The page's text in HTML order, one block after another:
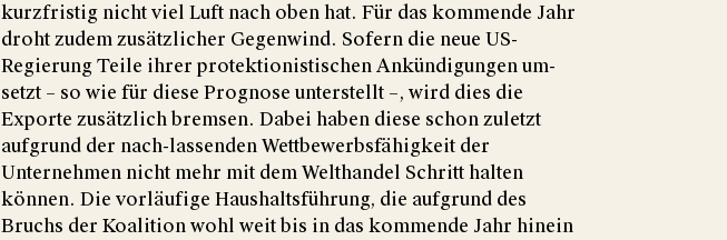
kurzfristig nicht viel Luft nach oben hat. Für das kommende Jahr
droht zudem zusätzlicher Gegenwind. Sofern die neue US-
Regierung Teile ihrer protektionistischen Ankündigungen um-
setzt – so wie für diese Prognose unterstellt –, wird dies die
Exporte zusätzlich bremsen. Dabei haben diese schon zuletzt
aufgrund der nach-lassenden Wettbewerbsfähigkeit der
Unternehmen nicht mehr mit dem Welthandel Schritt halten
können. Die vorläufige Haushaltsführung, die aufgrund des
Bruchs der Koalition wohl weit bis in das kommende Jahr hinein